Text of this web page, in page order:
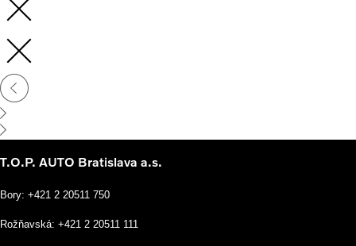
T.O.P. AUTO Bratislava a.s.
Bory: +421 2 20511 750
Rožňavská: +421 2 20511 111